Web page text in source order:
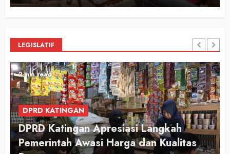
LEGISLATIF
2 min read
DPRD KATINGAN
DPRD Katingan Apresiasi Langkah
Pemerintah Awasi Harga dan Kualitas